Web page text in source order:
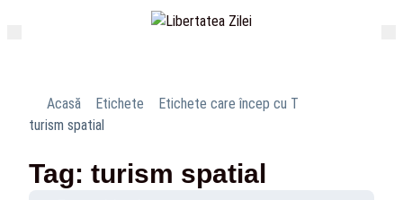
Acasă Etichete
Etichete care încep cu T
turism spatial
Tag: turism spatial